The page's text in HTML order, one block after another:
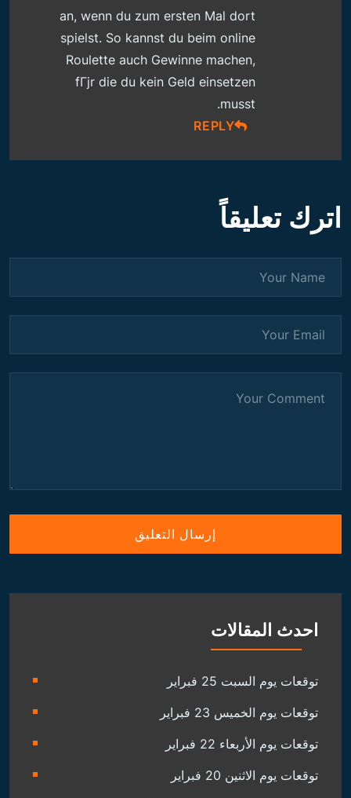
an, wenn du zum ersten Mal dort
spielst. So kannst du beim online
Roulette auch Gewinne machen,
fГјr die du kein Geld einsetzen
musst.
REPLY
اترك تعليقاً
احدث المقالات
توقعات يوم السبت 25 فبراير
توقعات يوم الخميس 23 فبراير
توقعات يوم الأربعاء 22 فبراير
توقعات يوم الاثنين 20 فبراير